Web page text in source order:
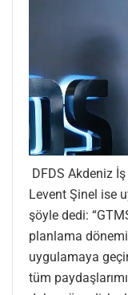
DFDS Akdeniz
Levent Şinel ise
şöyle dedi:
planlama dönemi
uygulamaya
tüm